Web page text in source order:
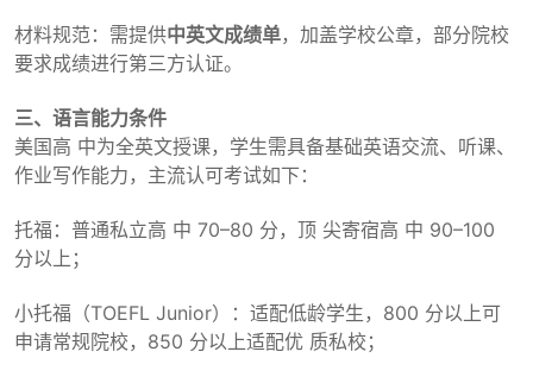
材料规范：需提供中英文成绩单，加盖学校公章，部分院校
要求成绩进行第三方认证。
三、语言能力条件
美国高 中为全英文授课，学生需具备基础英语交流、听课、
作业写作能力，主流认可考试如下：
托福：普通私立高 中 70–80 分，顶 尖寄宿高 中 90–100
分以上；
小托福（TOEFL Junior）：适配低龄学生，800 分以上可
申请常规院校，850 分以上适配优 质私校；